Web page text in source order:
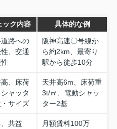
ック内容 具体的な例
路への
、交通
阪神高速〇号線か
ら約2km、最寄り
駅から徒歩10分
、床荷
ャッタ
サイズ
天井高6m、床荷重
3t/㎡、電動シャッ
ター2基
共益
月額賃料100万